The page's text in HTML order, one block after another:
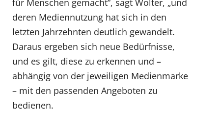
für Menschen gemacht“, sagt Wolter, „und
deren Mediennutzung hat sich in den
letzten Jahrzehnten deutlich gewandelt.
Daraus ergeben sich neue Bedürfnisse,
und es gilt, diese zu erkennen und –
abhängig von der jeweiligen Medienmarke
– mit den passenden Angeboten zu
bedienen.